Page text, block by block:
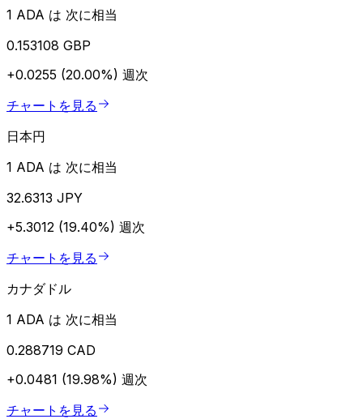
1 ADA は 次に相当
0.153108 GBP
+0.0255 (20.00%) 週次
チャートを見る
日本円
1 ADA は 次に相当
32.6313 JPY
+5.3012 (19.40%) 週次
チャートを見る
カナダドル
1 ADA は 次に相当
0.288719 CAD
+0.0481 (19.98%) 週次
チャートを見る